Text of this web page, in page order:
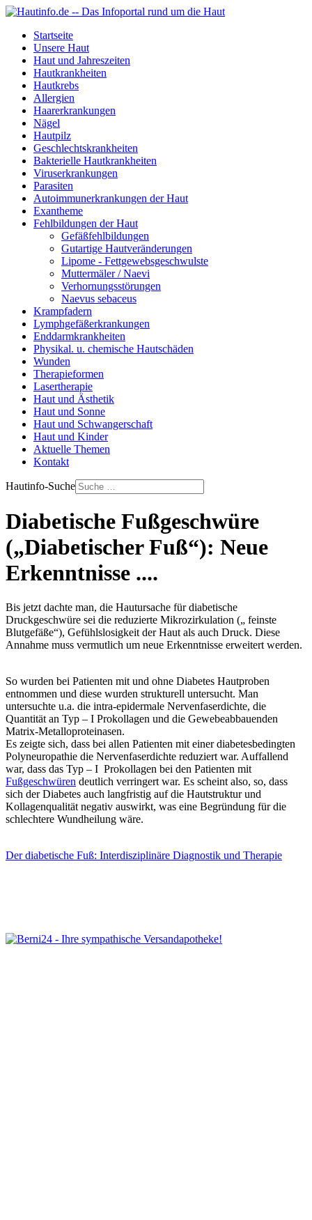
Startseite
Unsere Haut
Haut und Jahreszeiten
Hautkrankheiten
Hautkrebs
Allergien
Haarerkrankungen
Nägel
Hautpilz
Geschlechtskrankheiten
Bakterielle Hautkrankheiten
Viruserkrankungen
Parasiten
Autoimmunerkrankungen der Haut
Exantheme
Fehlbildungen der Haut
Gefäßfehlbildungen
Gutartige Hautveränderungen
Lipome - Fettgewebsgeschwulste
Muttermäler / Naevi
Verhornungsstörungen
Naevus sebaceus
Krampfadern
Lymphgefäßerkrankungen
Enddarmkrankheiten
Physikal. u. chemische Hautschäden
Wunden
Therapieformen
Lasertherapie
Haut und Ästhetik
Haut und Sonne
Haut und Schwangerschaft
Haut und Kinder
Aktuelle Themen
Kontakt
Hautinfo-Suche
Diabetische Fußgeschwüre
(„Diabetischer Fuß“): Neue
Erkenntnisse ....
Bis jetzt dachte man, die Hautursache für diabetische
Druckgeschwüre sei die reduzierte Mikrozirkulation („ feinste
Blutgefäße“), Gefühlslosigkeit der Haut als auch Druck. Diese
Annahme muss vermutlich um neue Erkenntnisse erweitert werden.
So wurden bei Patienten mit und ohne Diabetes Hautproben
entnommen und diese wurden strukturell untersucht. Man
untersuchte u.a. die intra-epidermale Nervenfaserdichte, die
Quantität an Typ – I Prokollagen und die Gewebeabbauenden
Matrix-Metalloproteinasen.
Es zeigte sich, dass bei allen Patienten mit einer diabetesbedingten
Polyneuropathie die Nervenfaserdichte reduziert war. Auffallend
war, dass das Typ – I Prokollagen bei den Patienten mit
Fußgeschwüren deutlich verringert war. Es scheint also, so, dass
sich der Diabetes auch langfristig auf die Hautstruktur und
Kollagenqualität negativ auswirkt, was eine Begründung für die
schlechtere Wundheilung wäre.
Der diabetische Fuß: Interdisziplinäre Diagnostik und Therapie